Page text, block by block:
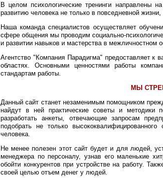
В целом психологические тренинги направлены
развитию человека не только в повседневной
Наша команда специалистов осуществляет
сфере общения мы проводим социально-
и развитии навыков и мастерства в межличностном
Агентство "Компания Парадигма" предоставляет к
областях. Основными ценностями работы
стандартам работы.
МЫ
Данный сайт станет незаменимым помощником
найдут в ней практические советы и методики
разработать анкеты, отвечающие запросам
подобрать не только
человека.
Не менее полезен этот сайт будет и для людей,
менеджера по персоналу, узнав его маленькие
обойти конкурентов при устройстве на работу.
своей целью отъем денег у людей.